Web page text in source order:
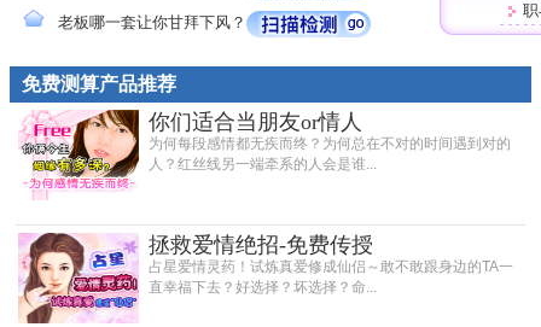
老板哪一套让你甘拜下风？
免费测算产品推荐
你们适合当朋友or情人
为何每段感情都无疾而终？为何总在不对的时间遇到对的
人？红丝线另一端牵系的人会是谁...
拯救爱情绝招-免费传授
占星爱情灵药！试炼真爱修成仙侣～敢不敢跟身边的TA一
直幸福下去？好选择？坏选择？命...